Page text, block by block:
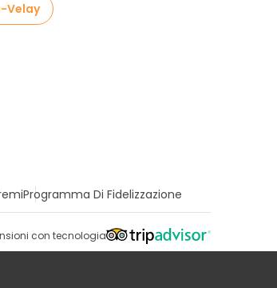
Velay
Programma Di Fidelizzazione
con tecnologia